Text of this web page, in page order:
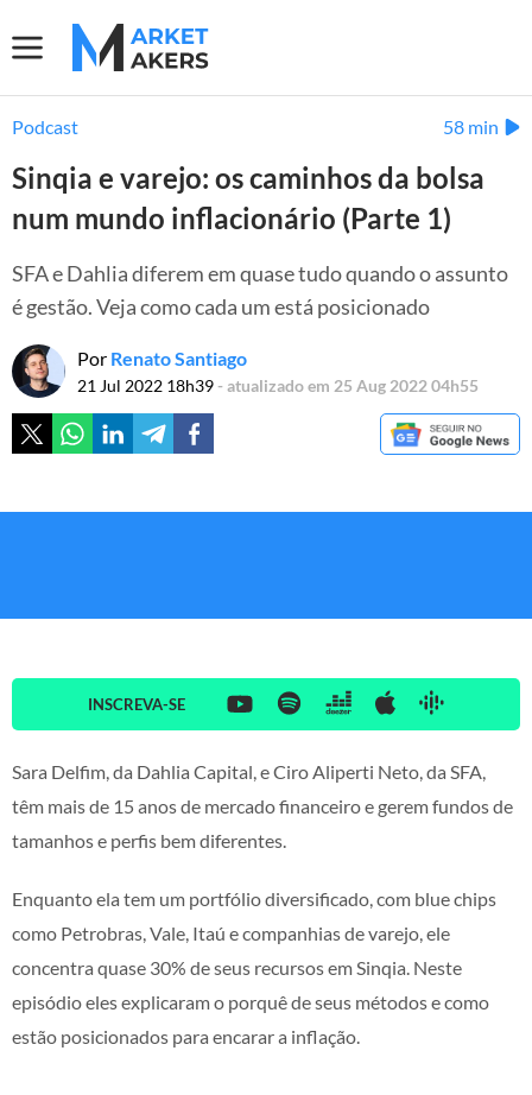
Podcast 58 min
Sinqia e varejo: os caminhos da bolsa
num mundo inflacionário (Parte 1)
SFA e Dahlia diferem em quase tudo quando o assunto
é gestão. Veja como cada um está posicionado
Por Renato Santiago
21 Jul 2022 18h39- atualizado em 25 Aug 2022 04h55
INSCREVA-SE
Sara Delfim, da Dahlia Capital, e Ciro Aliperti Neto, da SFA,
têm mais de 15 anos de mercado financeiro e gerem fundos de
tamanhos e perfis bem diferentes.
Enquanto ela tem um portfólio diversificado, com blue chips
como Petrobras, Vale, Itaú e companhias de varejo, ele
concentra quase 30% de seus recursos em Sinqia. Neste
episódio eles explicaram o porquê de seus métodos e como
estão posicionados para encarar a inflação.